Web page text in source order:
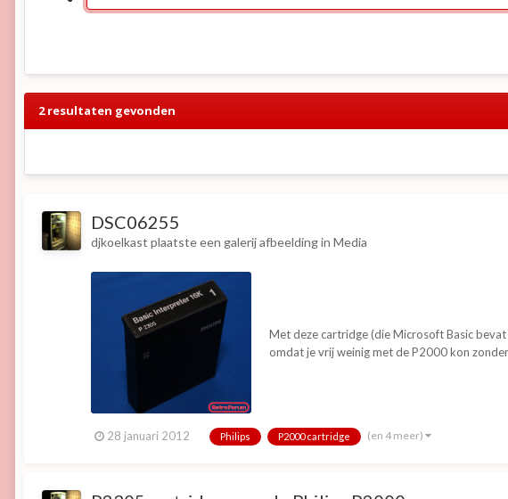
2 resultaten gevonden
DSC06255
djkoelkast plaatste een galerij afbeelding in Media
Met deze cartridge (die Microsoft Basic
omdat je vrij weinig met de P2000 kon
28 januari 2012 Philips P2000 cartridge (en 4 meer)